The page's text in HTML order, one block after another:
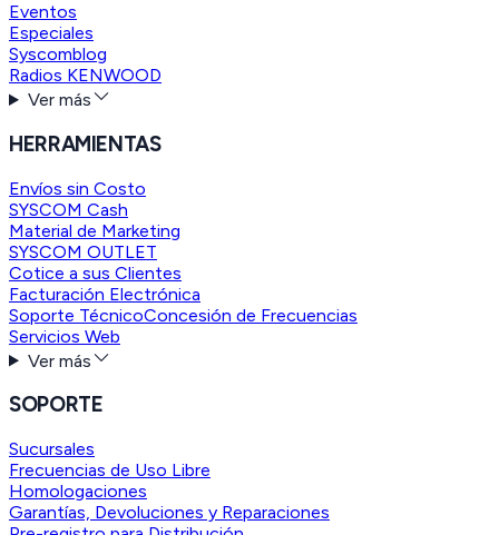
Eventos
Especiales
Syscomblog
Radios KENWOOD
Ver más
HERRAMIENTAS
Envíos sin Costo
SYSCOM Cash
Material de Marketing
SYSCOM OUTLET
Cotice a sus Clientes
Facturación Electrónica
Soporte TécnicoConcesión de Frecuencias
Servicios Web
Ver más
SOPORTE
Sucursales
Frecuencias de Uso Libre
Homologaciones
Garantías, Devoluciones y Reparaciones